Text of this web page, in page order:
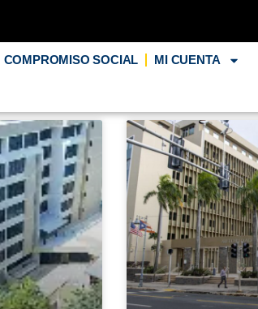
COMPROMISO SOCIAL MI CUENTA